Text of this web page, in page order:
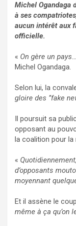
Michel Ogandaga
à ses
aucun intérêt aux
officielle.
« On gère un
Michel Ogandaga.
Selon lui, la
gloire des ’’fake
Il poursuit sa
opposant au
la coalition pour la
«
d’opposants
moyennant
Et il assène le
même à ça qu’on